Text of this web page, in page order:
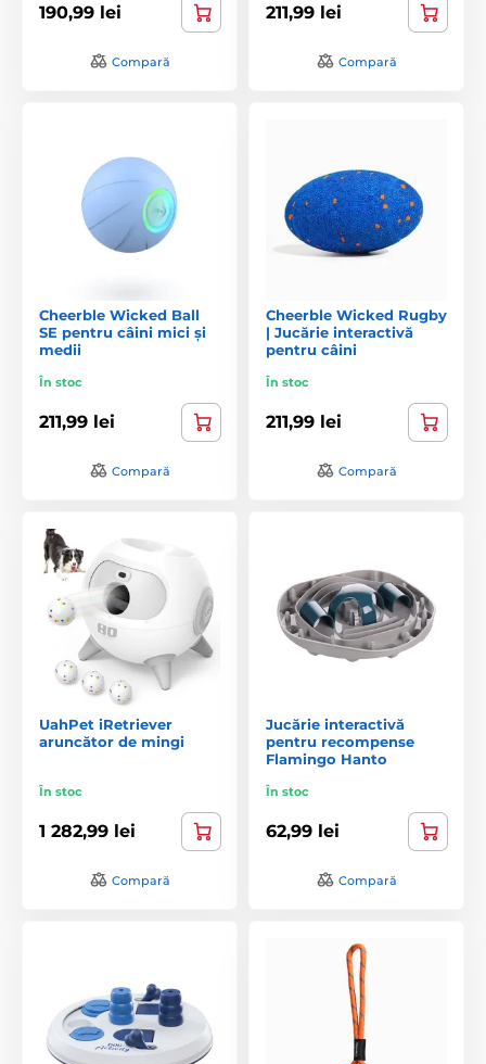
190,99 lei
Compară
211,99 lei
Compară
Cheerble Wicked Ball
SE pentru câini mici și
medii
În stoc
211,99 lei
Compară
Cheerble Wicked Rugby
| Jucărie interactivă
pentru câini
În stoc
211,99 lei
Compară
UahPet iRetriever
aruncător de mingi
În stoc
1 282,99 lei
Compară
Jucărie interactivă
pentru recompense
Flamingo Hanto
În stoc
62,99 lei
Compară